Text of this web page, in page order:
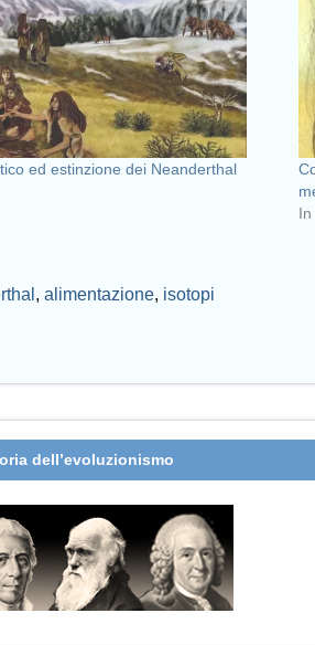
ed estinzione dei Neanderthal
, alimentazione, isotopi
dell’evoluzionismo